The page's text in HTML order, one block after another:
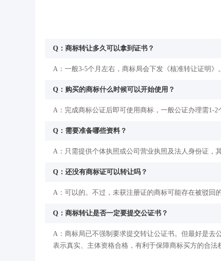
Q：商标转让多久可以拿到证书？
A：一般3-5个月左右，商标局会下发《核准转让证明》。
Q：购买的商标什么时候可以开始使用？
A：完成商标公证后即可使用商标，一般公证办理需1-2
Q：需要准备哪些资料？
A：只需提供个体执照或公司营业执照及法人身份证，
Q：还没有商标证可以转让吗？
A：可以的。不过，未获注册证的商标可能存在被驳回
Q：商标转让是否一定要提交公证书？
A：商标局已不强制要求提交转让公证书。但最好是去
表示真实、主体资格合格，有利于保障商标买方的合法